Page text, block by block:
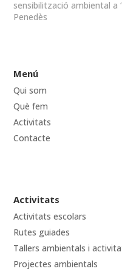
sensibilització ambiental a
Penedès
Menú
Qui som
Què fem
Activitats
Contacte
Activitats
Activitats escolars
Rutes guiades
Tallers ambientals i
Projectes ambientals